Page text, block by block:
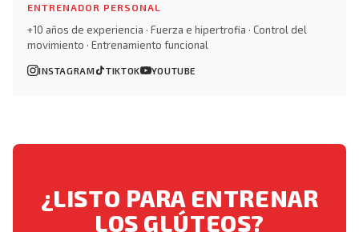
ENTRENADOR PERSONAL
+10 años de experiencia · Fuerza e hipertrofia · Control del
movimiento · Entrenamiento funcional
INSTAGRAM TIKTOK YOUTUBE
¿LISTO PARA ENTRENAR
LOS GLÚTEOS?